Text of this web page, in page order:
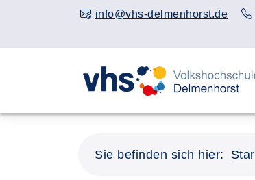
info@vhs-delmenhorst.de
Sie befinden sich hier: